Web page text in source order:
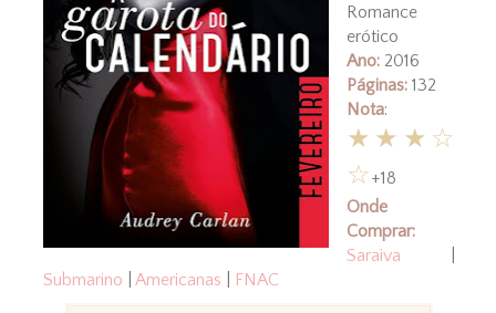
Romance
erótico
Ano:2016
Páginas:132
Nota:
★★★☆
☆+18
Onde
Comprar:
Saraiva
Submarino
Americanas FNAC